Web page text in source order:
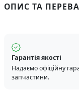
ОПИС ТА
Гарантія якості
Надаємо офіційну
запчастини.